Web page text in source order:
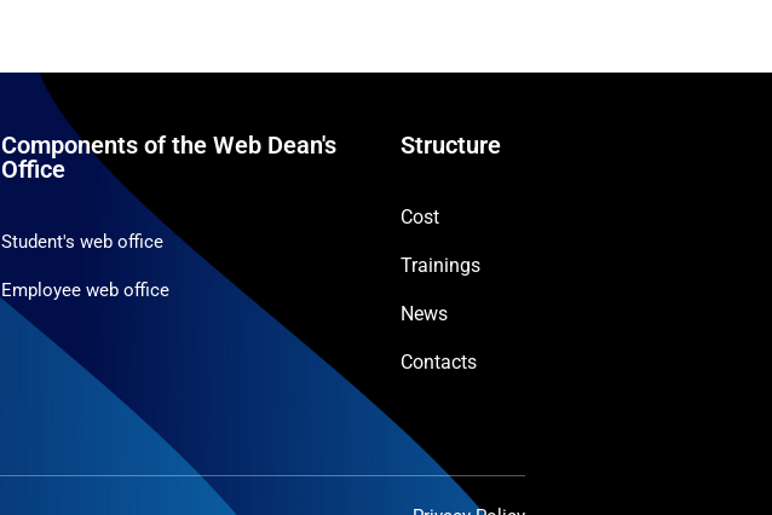
Components of the Web Dean's
Office
Student's web office
Employee web office
Structure
Cost
Trainings
News
Contacts